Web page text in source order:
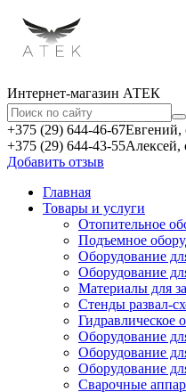
Интернет-магазин АТЕКㅤ
+375 (29) 644-46-67Евгений,
+375 (29) 644-43-55Алексей,
Добавить отзыв
Главная
Товары и услуги
Отопительное
Подъемное
Оборудование
Оборудование
Материалы для
Стенды развал-
Гидравлическое
Оборудование
Оборудование
Оборудование
Сварочные